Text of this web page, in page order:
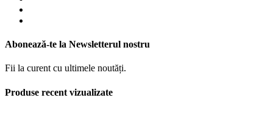
Abonează-te la Newsletterul nostru
Fii la curent cu ultimele noutăți.
Produse recent vizualizate